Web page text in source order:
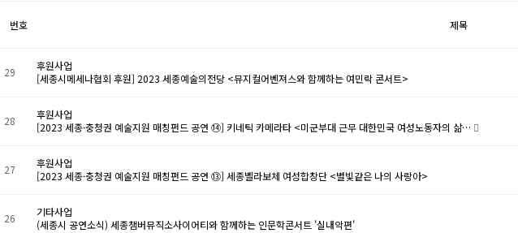
번호 제목
29
후원사업
[세종시메세나협회 후원] 2023 세종예술의전당 <뮤지컬어벤져스와 함께하는 여민락 콘서트>
28
후원사업
[2023 세종·충청권 예술지원 매칭펀드 공연 ⑭] 키네틱 카메라타 <미군부대 근무 대한민국 여성노동자의 삶…
27
후원사업
[2023 세종·충청권 예술지원 매칭펀드 공연 ⑬] 세종벨라보체 여성합창단 <별빛같은 나의 사랑아>
26
기타사업
(세종시 공연소식) 세종챔버뮤직소사이어티와 함께하는 인문학콘서트 '실내악편'